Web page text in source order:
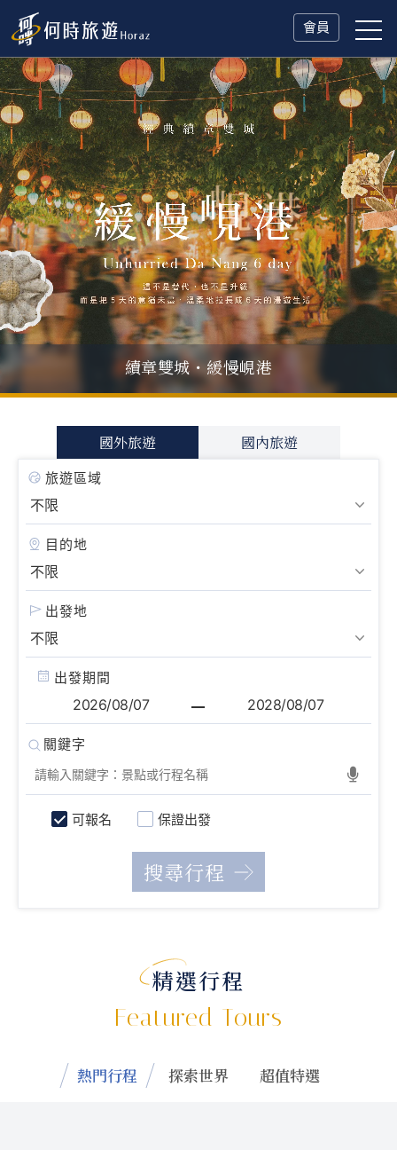
會員
父親節．限時特別企劃
一人旅行Solo Travel
山海雙享・北海道
冬日慢旅・奧捷德續章雙城・緩慢峴港
國外旅遊 國內旅遊
旅遊區域
目的地
出發地
出發期間
可報名 保證出發
精選行程
Featured Tours
熱門行程 探索世界 超值特選